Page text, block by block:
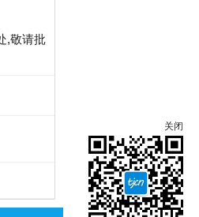
,敬请批
关闭